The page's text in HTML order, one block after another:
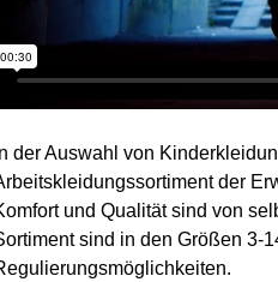
der Auswahl von
der
und Qualität sind von
sind in den Größen 3-